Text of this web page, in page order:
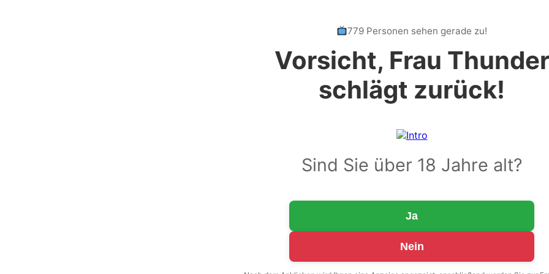
779 Personen sehen gerade zu!
Vorsicht, Frau Thunder
schlägt zurück!
Sind Sie über 18 Jahre alt?
Ja
Nein